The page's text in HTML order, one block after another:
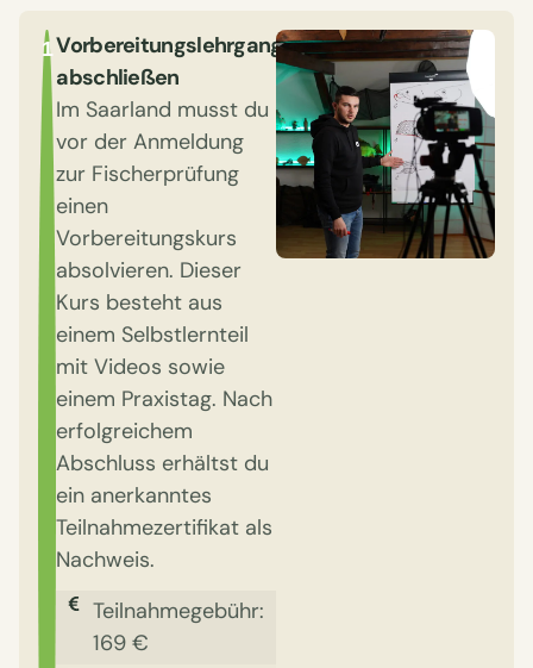
1Vorbereitungslehrgang
abschließen
Im Saarland musst du
vor der Anmeldung
zur Fischerprüfung
einen
Vorbereitungskurs
absolvieren. Dieser
Kurs besteht aus
einem Selbstlernteil
mit Videos sowie
einem Praxistag. Nach
erfolgreichem
Abschluss erhältst du
ein anerkanntes
Teilnahmezertifikat als
Nachweis.
Teilnahmegebühr:
169 €